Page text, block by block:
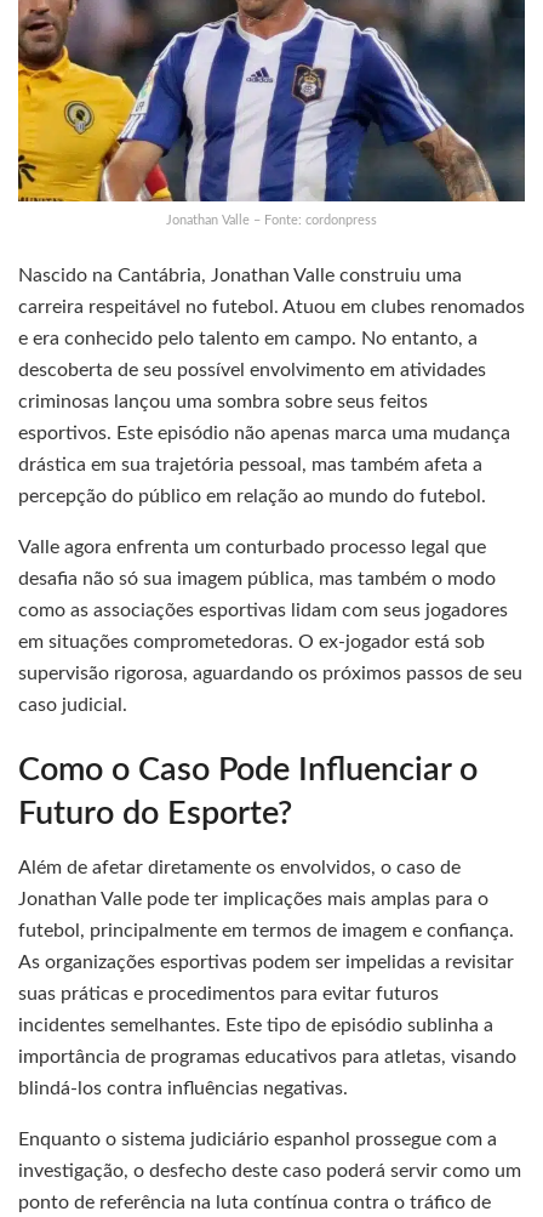
Jonathan Valle – Fonte: cordonpress
Nascido na Cantábria, Jonathan Valle construiu uma
carreira respeitável no futebol. Atuou em clubes renomados
e era conhecido pelo talento em campo. No entanto, a
descoberta de seu possível envolvimento em atividades
criminosas lançou uma sombra sobre seus feitos
esportivos. Este episódio não apenas marca uma mudança
drástica em sua trajetória pessoal, mas também afeta a
percepção do público em relação ao mundo do futebol.
Valle agora enfrenta um conturbado processo legal que
desafia não só sua imagem pública, mas também o modo
como as associações esportivas lidam com seus jogadores
em situações comprometedoras. O ex-jogador está sob
supervisão rigorosa, aguardando os próximos passos de seu
caso judicial.
Como o Caso Pode Influenciar o
Futuro do Esporte?
Além de afetar diretamente os envolvidos, o caso de
Jonathan Valle pode ter implicações mais amplas para o
futebol, principalmente em termos de imagem e confiança.
As organizações esportivas podem ser impelidas a revisitar
suas práticas e procedimentos para evitar futuros
incidentes semelhantes. Este tipo de episódio sublinha a
importância de programas educativos para atletas, visando
blindá-los contra influências negativas.
Enquanto o sistema judiciário espanhol prossegue com a
investigação, o desfecho deste caso poderá servir como um
ponto de referência na luta contínua contra o tráfico de